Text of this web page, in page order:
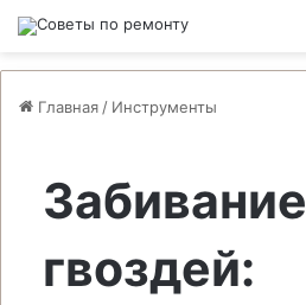
Главная / Инструменты
Забивание
гвоздей: